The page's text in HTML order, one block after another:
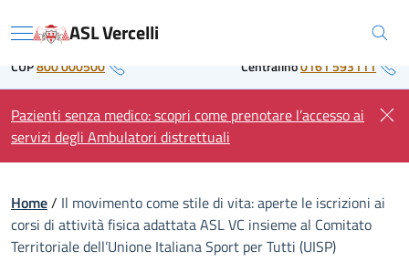
to Regione Piemonte
Menu ASL Vercelli
CUP800 000500 Centralino0161 593111
Pazienti senza medico: scopri come prenotare l’accesso ai
servizi degli Ambulatori distrettuali
Home/ Il movimento come stile di vita: aperte le iscrizioni ai
corsi di attività fisica adattata ASL VC insieme al Comitato
Territoriale dell’Unione Italiana Sport per Tutti (UISP)